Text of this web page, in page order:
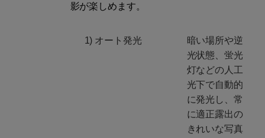
影が楽しめます。
1) オート発光
暗い場所や逆
光状態、蛍光
灯などの人工
光下で自動的
に発光し、常
に適正露出の
きれいな写真